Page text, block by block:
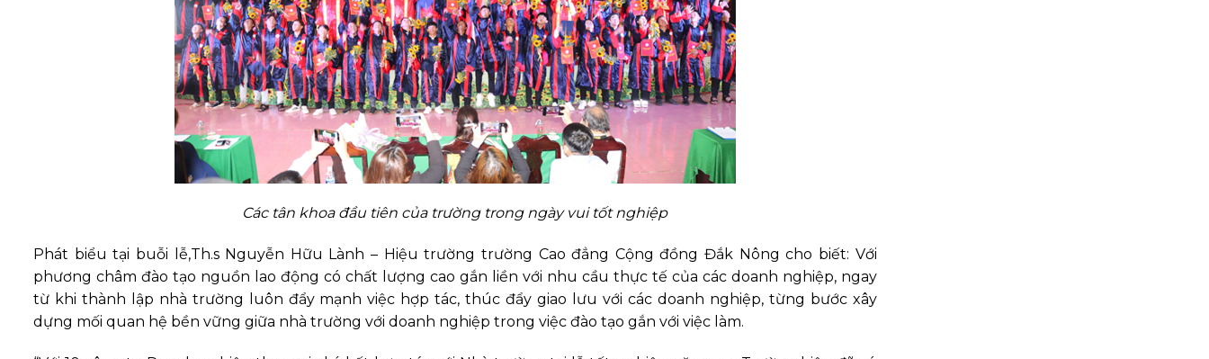
Các tân khoa đầu tiên của trường trong ngày vui tốt nghiệp
Phát biểu tại buỗi lễ,Th.s Nguyễn Hữu Lành – Hiệu trường trường Cao đẳng Cộng đồng Đắk Nông cho biết: Với
phương châm đào tạo nguồn lao động có chất lượng cao gắn liền với nhu cầu thực tế của các doanh nghiệp, ngay
từ khi thành lập nhà trường luôn đẩy mạnh việc hợp tác, thúc đẩy giao lưu với các doanh nghiệp, từng bước xây
dựng mối quan hệ bền vững giữa nhà trường với doanh nghiệp trong việc đào tạo gắn với việc làm.